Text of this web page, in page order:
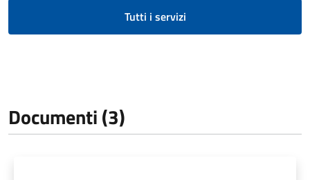
Tutti i servizi
Documenti (3)